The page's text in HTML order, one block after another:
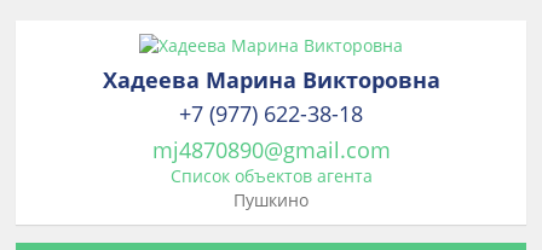
Хадеева Марина Викторовна
+7 (977) 622-38-18
mj4870890@gmail.com
Список объектов агента
Пушкино